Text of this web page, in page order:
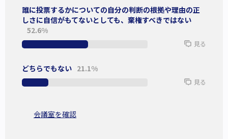
票率の低下が問題視され、投票に行くよう広く呼びかけられ
ている。
だが、投票率が上がれば、私たちの社会は本当に良くなる
のだろうか。ブレナンは同書でこうも記している。
「明らかに、たくさんの人が投票すればするほど、社会はよ
り民主的になる。だから何なのか？」（上巻、51頁）
たしかに、投票率の上昇によって、より多くの民意を選挙
誰に投票するかについての自分の判断の根拠や理由の正
しさに自信がもてないとしても、棄権すべきではない
52.6%
見る
どちらでもない 21.1%
見る
会議室を確認